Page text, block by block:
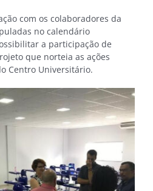
com os colaboradores da
no calendário
a participação de
que norteia as ações
Centro Universitário.